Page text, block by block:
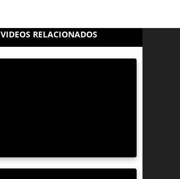
VIDEOS RELACIONADOS